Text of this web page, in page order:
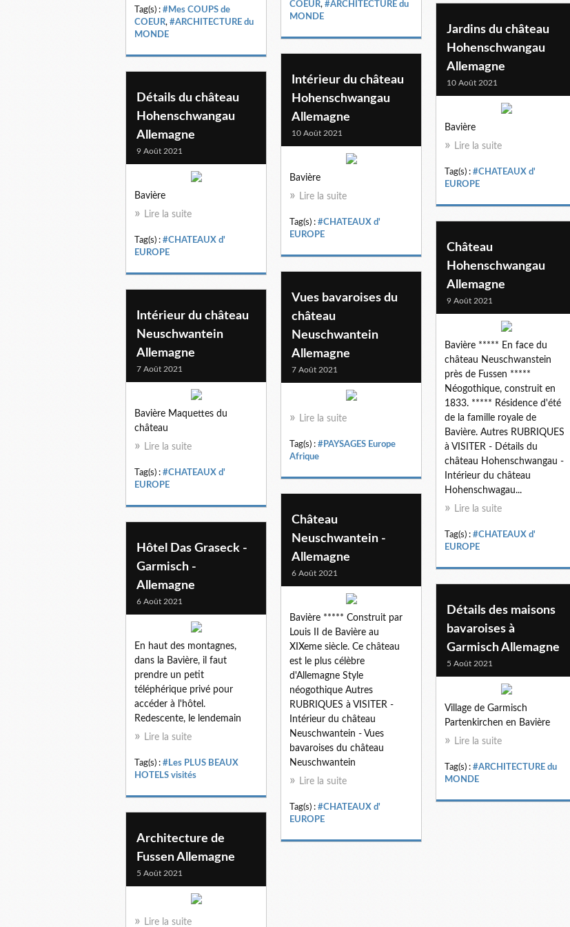
COEUR, #ARCHITECTURE du
MONDE
Tag(s) : #Mes COUPS de
COEUR, #ARCHITECTURE du
MONDE
Jardins du château
Hohenschwangau
Allemagne
10 Août 2021
Bavière
Lire la suite
Tag(s) : #CHATEAUX d'
EUROPE
Intérieur du château
Hohenschwangau
Allemagne
10 Août 2021
Bavière
Lire la suite
Tag(s) : #CHATEAUX d'
EUROPE
Détails du château
Hohenschwangau
Allemagne
9 Août 2021
Bavière
Lire la suite
Tag(s) : #CHATEAUX d'
EUROPE
Château
Hohenschwangau
Allemagne
9 Août 2021
Bavière ***** En face du
château Neuschwanstein
près de Fussen *****
Néogothique, construit en
1833. ***** Résidence d'été
de la famille royale de
Bavière. Autres RUBRIQUES
à VISITER - Détails du
château Hohenschwangau -
Intérieur du château
Hohenschwagau...
Lire la suite
Tag(s) : #CHATEAUX d'
EUROPE
Vues bavaroises du
château
Neuschwantein
Allemagne
7 Août 2021
Lire la suite
Tag(s) : #PAYSAGES Europe
Afrique
Intérieur du château
Neuschwantein
Allemagne
7 Août 2021
Bavière Maquettes du
château
Lire la suite
Tag(s) : #CHATEAUX d'
EUROPE
Château
Neuschwantein -
Allemagne
6 Août 2021
Bavière ***** Construit par
Louis II de Bavière au
XIXeme siècle. Ce château
est le plus célèbre
d'Allemagne Style
néogothique Autres
RUBRIQUES à VISITER -
Intérieur du château
Neuschwantein - Vues
bavaroises du château
Neuschwantein
Lire la suite
Tag(s) : #CHATEAUX d'
EUROPE
Hôtel Das Graseck -
Garmisch -
Allemagne
6 Août 2021
En haut des montagnes,
dans la Bavière, il faut
prendre un petit
téléphérique privé pour
accéder à l'hôtel.
Redescente, le lendemain
Lire la suite
Tag(s) : #Les PLUS BEAUX
HOTELS visités
Détails des maisons
bavaroises à
Garmisch Allemagne
5 Août 2021
Village de Garmisch
Partenkirchen en Bavière
Lire la suite
Tag(s) : #ARCHITECTURE du
MONDE
Architecture de
Fussen Allemagne
5 Août 2021
Lire la suite